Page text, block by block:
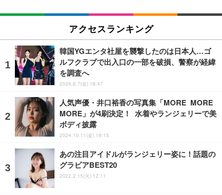
アクセスランキング
韓国YGエンタ社屋を襲撃したのは日本人…ゴ
ルフクラブで出入口の一部を破損、警察が経緯
を調査へ
2026.8.7(金) 18:47
人気声優・井口裕香の写真集「MORE MORE
MORE」が4刷決定！ 水着やランジェリーで美
ボディ披露
2024.10.11(金) 19:15
あの注目アイドルがランジェリー姿に！話題の
グラビアBEST20
2022.2.15(火) 12:11